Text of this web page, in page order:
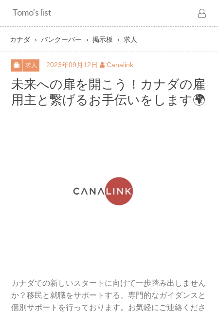
Tomo's list
カナダ バンクーバー 掲示板 求人
求人 2023年09月12日 Canalink
未来への扉を開こう！カナダの雇
用主と繋げるお手伝いをします🌍
カナダでの新しいスタートに向けて一歩踏み出しません
か？移民と就職をサポートする、専門的なガイダンスと
個別サポートを行っております。お気軽にご連絡くださ